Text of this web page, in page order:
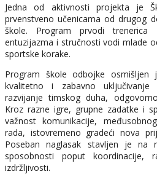
Jedna od aktivnosti projekta je
prvenstveno učenicama od drugog
škole. Program prvodi
entuzijazma i stručnosti vodi mlade
sportske korake.
Program škole odbojke
kvalitetno i zabavno
razvijanje timskog duha,
Kroz razne igre, grupne zadatke i
važnost komunikacije,
rada, istovremeno gradeći nova
Poseban naglasak stavljen je na
sposobnosti poput koordinacije,
izdržljivosti.